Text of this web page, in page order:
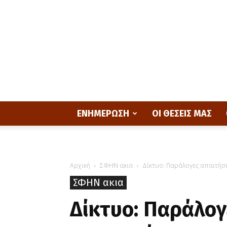
ΕΝΗΜΕΡΩΣΗ ΟΙ ΘΕΣΕΙΣ ΜΑΣ
Αρχική ΣΦΗΝ ακια Δίκτυο: Παράλογες
ΣΦΗΝ ακια
Δίκτυο: